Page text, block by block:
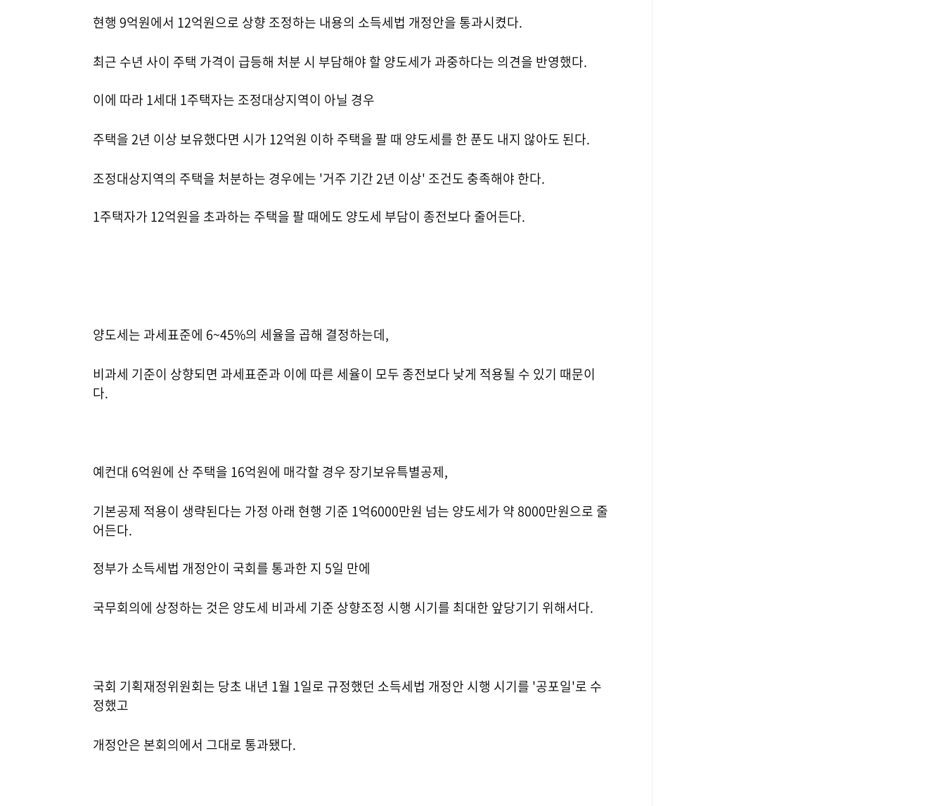
현행 9억원에서 12억원으로 상향 조정하는 내용의 소득세법 개정안을 통과시켰다.
최근 수년 사이 주택 가격이 급등해 처분 시 부담해야 할 양도세가 과중하다는 의견을 반영했다.
이에 따라 1세대 1주택자는 조정대상지역이 아닐 경우
주택을 2년 이상 보유했다면 시가 12억원 이하 주택을 팔 때 양도세를 한 푼도 내지 않아도 된다.
조정대상지역의 주택을 처분하는 경우에는 '거주 기간 2년 이상' 조건도 충족해야 한다.
1주택자가 12억원을 초과하는 주택을 팔 때에도 양도세 부담이 종전보다 줄어든다.
양도세는 과세표준에 6~45%의 세율을 곱해 결정하는데,
비과세 기준이 상향되면 과세표준과 이에 따른 세율이 모두 종전보다 낮게 적용될 수 있기 때문이
다.
예컨대 6억원에 산 주택을 16억원에 매각할 경우 장기보유특별공제,
기본공제 적용이 생략된다는 가정 아래 현행 기준 1억6000만원 넘는 양도세가 약 8000만원으로 줄
어든다.
정부가 소득세법 개정안이 국회를 통과한 지 5일 만에
국무회의에 상정하는 것은 양도세 비과세 기준 상향조정 시행 시기를 최대한 앞당기기 위해서다.
국회 기획재정위원회는 당초 내년 1월 1일로 규정했던 소득세법 개정안 시행 시기를 '공포일'로 수
정했고
개정안은 본회의에서 그대로 통과됐다.